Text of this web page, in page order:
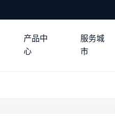
产品中
心
服务城
市